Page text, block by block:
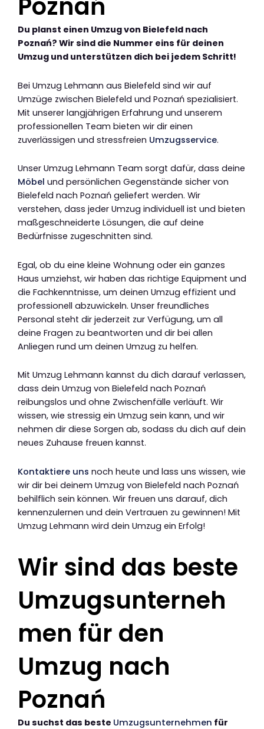
Poznań
Du planst einen Umzug von Bielefeld nach
Poznań? Wir sind die Nummer eins für deinen
Umzug und unterstützen dich bei jedem Schritt!
Bei Umzug Lehmann aus Bielefeld sind wir auf
Umzüge zwischen Bielefeld und Poznań spezialisiert.
Mit unserer langjährigen Erfahrung und unserem
professionellen Team bieten wir dir einen
zuverlässigen und stressfreien Umzugsservice.
Unser Umzug Lehmann Team sorgt dafür, dass deine
Möbel und persönlichen Gegenstände sicher von
Bielefeld nach Poznań geliefert werden. Wir
verstehen, dass jeder Umzug individuell ist und bieten
maßgeschneiderte Lösungen, die auf deine
Bedürfnisse zugeschnitten sind.
Egal, ob du eine kleine Wohnung oder ein ganzes
Haus umziehst, wir haben das richtige Equipment und
die Fachkenntnisse, um deinen Umzug effizient und
professionell abzuwickeln. Unser freundliches
Personal steht dir jederzeit zur Verfügung, um all
deine Fragen zu beantworten und dir bei allen
Anliegen rund um deinen Umzug zu helfen.
Mit Umzug Lehmann kannst du dich darauf verlassen,
dass dein Umzug von Bielefeld nach Poznań
reibungslos und ohne Zwischenfälle verläuft. Wir
wissen, wie stressig ein Umzug sein kann, und wir
nehmen dir diese Sorgen ab, sodass du dich auf dein
neues Zuhause freuen kannst.
Kontaktiere uns noch heute und lass uns wissen, wie
wir dir bei deinem Umzug von Bielefeld nach Poznań
behilflich sein können. Wir freuen uns darauf, dich
kennenzulernen und dein Vertrauen zu gewinnen! Mit
Umzug Lehmann wird dein Umzug ein Erfolg!
Wir sind das beste
Umzugsunterneh
men für den
Umzug nach
Poznań
Du suchst das beste Umzugsunternehmen für